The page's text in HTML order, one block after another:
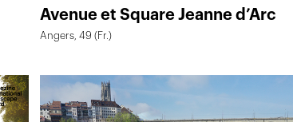
Avenue et Square Jeanne d’Arc
Angers, 49 (Fr.)